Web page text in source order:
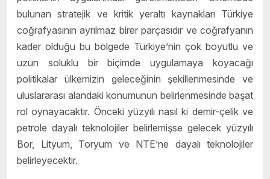
bulunan stratejik ve kritik yeraltı kaynakları Türkiye
coğrafyasının ayrılmaz birer parçasıdır ve coğrafyanın
kader olduğu bu bölgede Türkiye’nin çok boyutlu ve
uzun soluklu bir biçimde uygulamaya koyacağı
politikalar ülkemizin geleceğinin şekillenmesinde ve
uluslararası alandaki konumunun belirlenmesinde başat
rol oynayacaktır. Önceki yüzyılı nasıl ki demir-çelik ve
petrole dayalı teknolojiler belirlemişse gelecek yüzyılı
Bor, Lityum, Toryum ve NTE’ne dayalı teknolojiler
belirleyecektir.